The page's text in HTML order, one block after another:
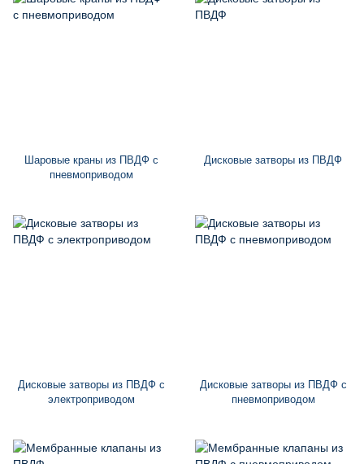
Шаровые краны из ПВДФ с
пневмоприводом
Дисковые затворы из ПВДФ
Дисковые затворы из ПВДФ с
электроприводом
Дисковые затворы из ПВДФ с
пневмоприводом